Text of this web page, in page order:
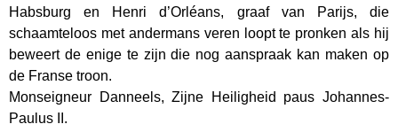
Habsburg en Henri d’Orléans, graaf van Parijs, die
schaamteloos met andermans veren loopt te pronken als hij
beweert de enige te zijn die nog aanspraak kan maken op
de Franse troon.
Monseigneur Danneels, Zijne Heiligheid paus Johannes-
Paulus II.